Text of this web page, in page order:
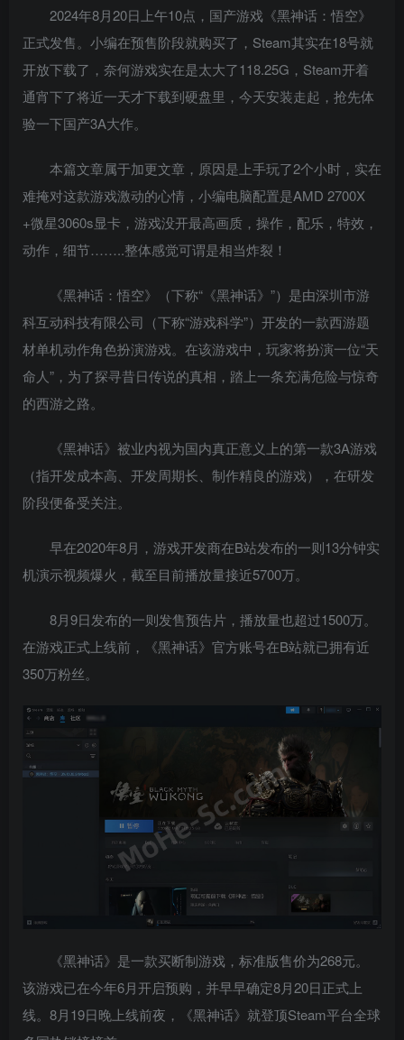
2024年8月20日上午10点，国产游戏《黑神话：悟空》
正式发售。小编在预售阶段就购买了，Steam其实在18号就
开放下载了，奈何游戏实在是太大了118.25G，Steam开着
通宵下了将近一天才下载到硬盘里，今天安装走起，抢先体
验一下国产3A大作。
本篇文章属于加更文章，原因是上手玩了2个小时，实在
难掩对这款游戏激动的心情，小编电脑配置是AMD 2700X
+微星3060s显卡，游戏没开最高画质，操作，配乐，特效，
动作，细节……..整体感觉可谓是相当炸裂！
《黑神话：悟空》（下称“《黑神话》”）是由深圳市游
科互动科技有限公司（下称“游戏科学”）开发的一款西游题
材单机动作角色扮演游戏。在该游戏中，玩家将扮演一位“天
命人”，为了探寻昔日传说的真相，踏上一条充满危险与惊奇
的西游之路。
《黑神话》被业内视为国内真正意义上的第一款3A游戏
（指开发成本高、开发周期长、制作精良的游戏），在研发
阶段便备受关注。
早在2020年8月，游戏开发商在B站发布的一则13分钟实
机演示视频爆火，截至目前播放量接近5700万。
8月9日发布的一则发售预告片，播放量也超过1500万。
在游戏正式上线前，《黑神话》官方账号在B站就已拥有近
350万粉丝。
《黑神话》是一款买断制游戏，标准版售价为268元。
该游戏已在今年6月开启预购，并早早确定8月20日正式上
线。8月19日晚上线前夜，《黑神话》就登顶Steam平台全球